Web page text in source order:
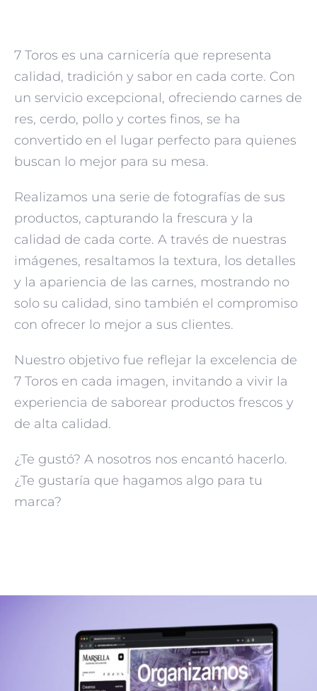
7 Toros es una carnicería que representa
calidad, tradición y sabor en cada corte. Con
un servicio excepcional, ofreciendo carnes de
res, cerdo, pollo y cortes finos, se ha
convertido en el lugar perfecto para quienes
buscan lo mejor para su mesa.
Realizamos una serie de fotografías de sus
productos, capturando la frescura y la
calidad de cada corte. A través de nuestras
imágenes, resaltamos la textura, los detalles
y la apariencia de las carnes, mostrando no
solo su calidad, sino también el compromiso
con ofrecer lo mejor a sus clientes.
Nuestro objetivo fue reflejar la excelencia de
7 Toros en cada imagen, invitando a vivir la
experiencia de saborear productos frescos y
de alta calidad.
¿Te gustó? A nosotros nos encantó hacerlo.
¿Te gustaría que hagamos algo para tu
marca?